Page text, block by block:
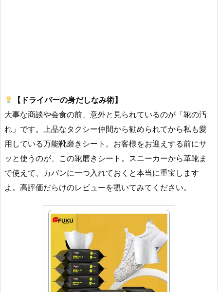
【ドライバーの身だしなみ術】
大事な商談や会食の前、意外と見られているのが「靴の汚
れ」です。上品なタクシー仲間から勧められてから私も愛
用している万能靴磨きシート。お客様をお迎えする前にサ
ッと使うのが、この靴磨きシート。スニーカーから革靴ま
で使えて、カバンに一つ入れておくと本当に重宝します
よ。高評価だらけのレビューを覗いてみてください。